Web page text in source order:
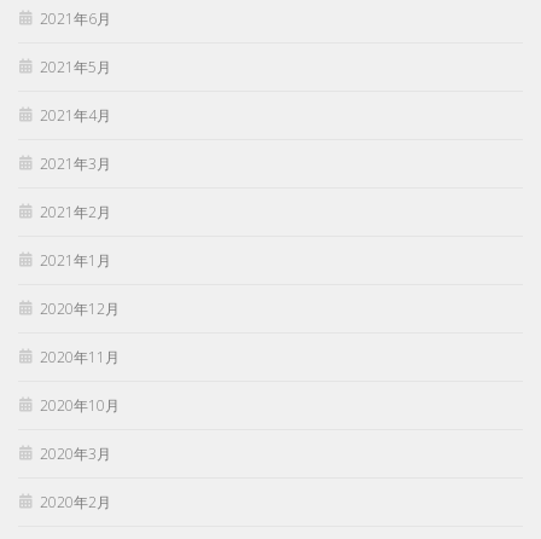
2021年6月
2021年5月
2021年4月
2021年3月
2021年2月
2021年1月
2020年12月
2020年11月
2020年10月
2020年3月
2020年2月